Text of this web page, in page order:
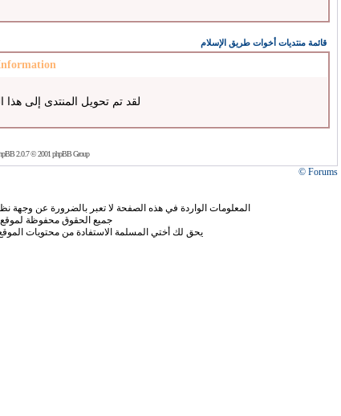
قائمة منتديات أخوات طريق الإسلام
لقد تم تحويل المنتدى إلى هذا
2.0.7 © 2001 phpBB Group
Forums ©
المعلومات الواردة في هذه الصفحة لا تعبر بالضرورة عن وجهة
جميع الحقوق محفوظة لموقع
يحق لك أختي المسلمة الاستفادة من محتويات